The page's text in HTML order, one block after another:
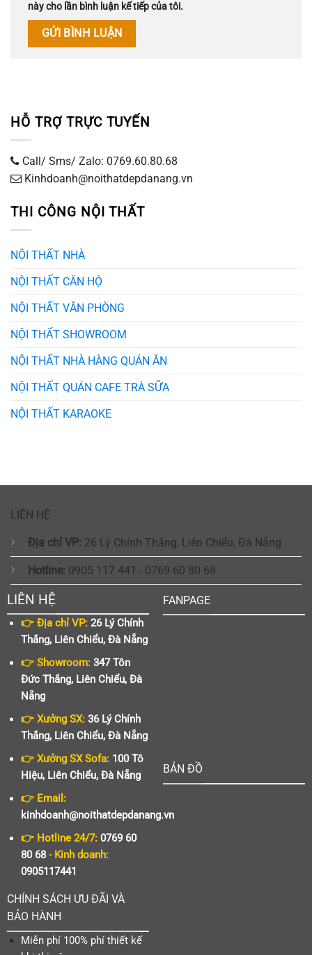
này cho lần bình luận kế tiếp của tôi.
HỖ TRỢ TRỰC TUYẾN
Call/ Sms/ Zalo: 0769.60.80.68
Kinhdoanh@noithatdepdanang.vn
THI CÔNG NỘI THẤT
NỘI THẤT NHÀ
NỘI THẤT CĂN HỘ
NỘI THẤT VĂN PHÒNG
NỘI THẤT SHOWROOM
NỘI THẤT NHÀ HÀNG QUÁN ĂN
NỘI THẤT QUÁN CAFE TRÀ SỮA
NỘI THẤT KARAOKE
LIÊN HỆ
Địa chỉ VP: 26 Lý Chính Thắng, Liên Chiểu, Đà Nẵng
Hotline: 0905 117 441 - 0769 60 80 68
LIÊN HỆ
👉 Địa chỉ VP:26 Lý Chính
Thắng, Liên Chiểu, Đà Nẵng
👉 Showroom:347 Tôn
Đức Thắng, Liên Chiểu, Đà
Nẵng
👉 Xưởng SX:36 Lý Chính
Thắng, Liên Chiểu, Đà Nẵng
👉 Xưởng SX Sofa:100 Tô
Hiệu, Liên Chiểu, Đà Nẵng
👉 Email:
kinhdoanh@noithatdepdanang.vn
👉 Hotline 24/7:0769 60
80 68- Kinh doanh:
0905117441
CHÍNH SÁCH ƯU ĐÃI VÀ
BẢO HÀNH
Miễn phí 100% phí thiết kế
FANPAGE
BẢN ĐỒ